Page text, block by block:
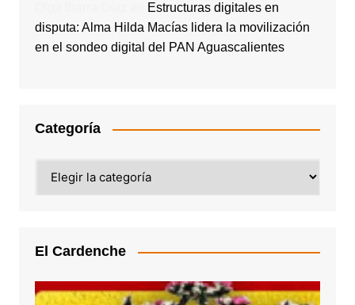
Estructuras digitales en
disputa: Alma Hilda Macías lidera la movilización
en el sondeo digital del PAN Aguascalientes
Categoría
El Cardenche